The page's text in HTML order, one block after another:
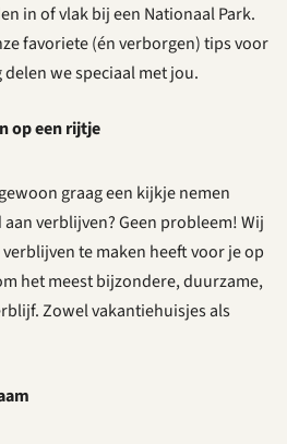
in of vlak bij een Nationaal Park.
favoriete (én verborgen) tips voor
we speciaal met jou.
op een rijtje
graag een kijkje nemen
verblijven? Geen probleem! Wij
te maken heeft voor je op
het meest bijzondere, duurzame,
Zowel vakantiehuisjes als